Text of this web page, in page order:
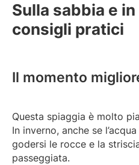
g
a
ri
l
i
o
)
Sulla sabbia e
consigli pratici
Il momento
Questa spiaggia è molto
In inverno, anche se
godersi le rocce e la
passeggiata.